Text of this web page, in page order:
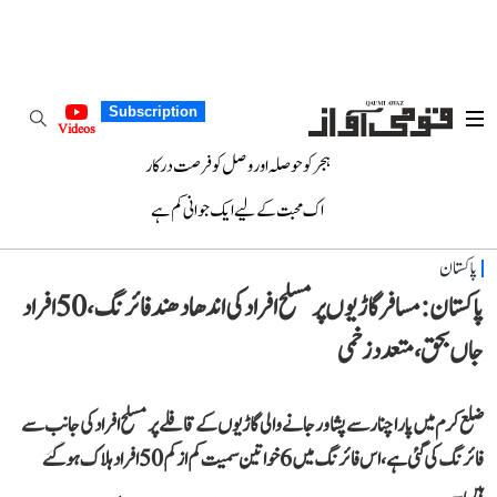
Subscription
Videos
ہجر کو حوصلہ اور وصل کو فرصت درکار
اک محبت کے لیے ایک جوانی کم ہے
پاکستان
پاکستان: مسافر گاڑیوں پر مسلح افراد کی اندھا دھند فائرنگ، 50 افراد
جاں بحق، متعدد زخمی
ضلع کرم میں پارا چنار سے پشاور جانے والی گاڑیوں کے قافلے پر مسلح افراد کی جانب سے
فائرنگ کی گئی ہے، اس فائرنگ میں 6 خواتین سمیت کم از کم 50 افراد ہلاک ہو گئے